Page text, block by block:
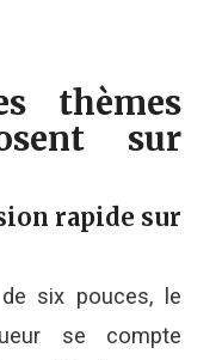
thèmes
sur
rapide sur
six pouces, le
se compte